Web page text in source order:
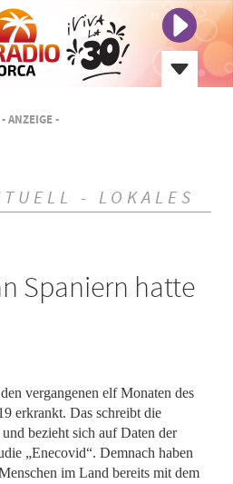
- ANZEIGE -
- LOKALES
Spaniern hatte
vergangenen elf Monaten des
erkrankt. Das schreibt die
bezieht sich auf Daten der
„Enecovid“. Demnach haben
im Land bereits mit dem